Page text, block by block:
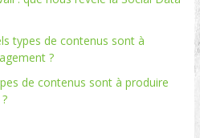
types de contenus sont à
?
de contenus sont à produire